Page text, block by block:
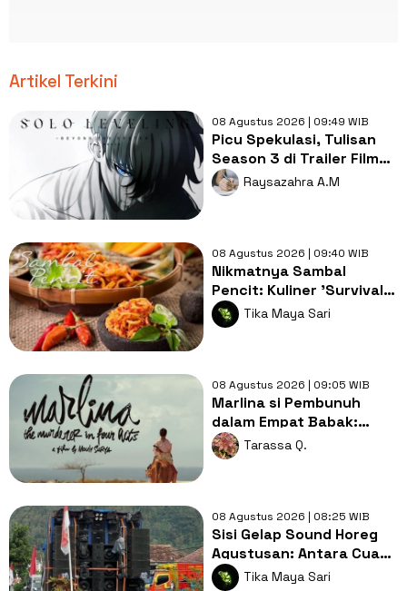
Artikel Terkini
08 Agustus 2026 | 09:49 WIB
Picu Spekulasi, Tulisan
Season 3 di Trailer Film
Solo Leveling Kini Dihapus
Raysazahra A.M
08 Agustus 2026 | 09:40 WIB
Nikmatnya Sambal
Pencit: Kuliner 'Survival'
Low Budget yang Kini
Jadi Menu Populer
Tika Maya Sari
08 Agustus 2026 | 09:05 WIB
Marlina si Pembunuh
dalam Empat Babak:
Perlawanan Perempuan
di Tengah Sunyinya
Tarassa Q.
08 Agustus 2026 | 08:25 WIB
Sisi Gelap Sound Horeg
Agustusan: Antara Cuan
Gacor dan Panci yang
Tika Maya Sari